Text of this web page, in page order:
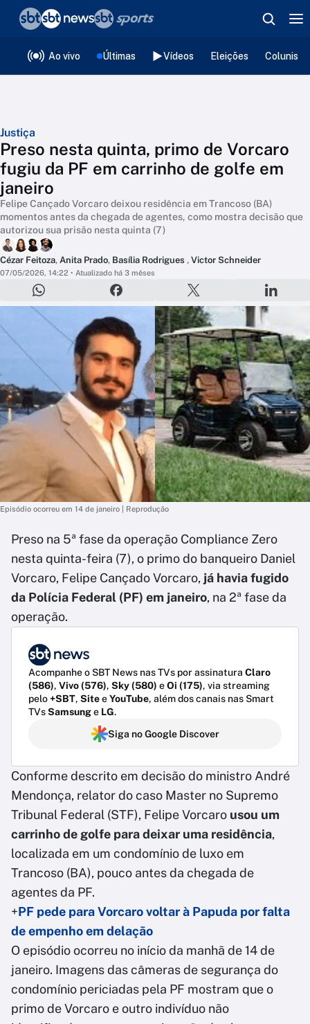
Ao vivo Últimas Vídeos Eleições
Justiça
Preso nesta quinta, primo de Vorcaro
fugiu da PF em carrinho de golfe em
janeiro
Felipe Cançado Vorcaro deixou residência em Trancoso (BA)
momentos antes da chegada de agentes, como mostra decisão que
autorizou sua prisão nesta quinta (7)
Cézar Feitoza, Anita Prado, Basília Rodrigues , Victor Schneider
07/05/2026, 14:22 • Atualizado há 3 mêses
Episódio ocorreu em 14 de janeiro | Reprodução
Preso na 5ª fase da operação Compliance Zero
nesta quinta-feira (7), o primo do banqueiro Daniel
Vorcaro, Felipe Cançado Vorcaro, já havia fugido
da Polícia Federal (PF) em janeiro, na 2ª fase da
operação.
Acompanhe o SBT News nas TVs por assinatura Claro
(586), Vivo (576), Sky (580) eOi (175), via streaming
pelo+SBT, SiteeYouTube, além dos canais nas Smart
TVsSamsunge LG.
Siga no Google Discover
Conforme descrito em decisão do ministro André
Mendonça, relator do caso Master no Supremo
Tribunal Federal (STF), Felipe Vorcaro usou um
carrinho de golfe para deixar uma residência,
localizada em um condomínio de luxo em
Trancoso (BA), pouco antes da chegada de
agentes da PF.
+PF pede para Vorcaro voltar à Papuda por falta
de empenho em delação
O episódio ocorreu no início da manhã de 14 de
janeiro. Imagens das câmeras de segurança do
condomínio periciadas pela PF mostram que o
primo de Vorcaro e outro indivíduo não
❮voltar
Editorias